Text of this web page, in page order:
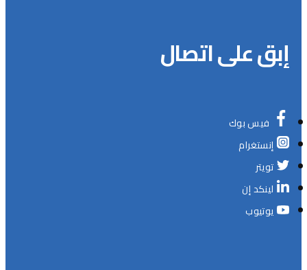
إبق على اتصال
فيس بوك
إنستغرام
تويتر
لينكد إن
يوتيوب